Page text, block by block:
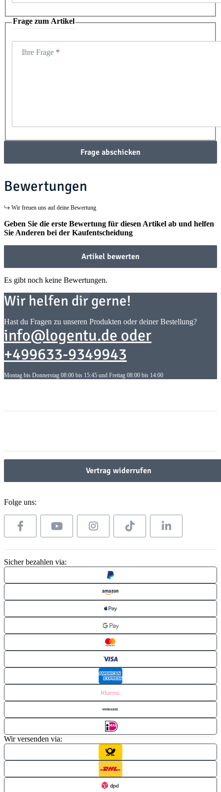
Frage zum Artikel
Ihre Frage
Frage abschicken
Bewertungen
Wir freuen uns auf deine Bewertung
Geben Sie die erste Bewertung für diesen Artikel ab und helfen
Sie Anderen bei der Kaufentscheidung
Artikel bewerten
Es gibt noch keine Bewertungen.
Wir helfen dir gerne!
Hast du Fragen zu unseren Produkten oder deiner Bestellung?
info@logentu.de oder
+499633-9349943
Montag bis Donnerstag 08:00 bis 15:45 und Freitag 08:00 bis 14:00
Vertrag widerrufen
Folge uns:
Sicher bezahlen via:
Wir versenden via: